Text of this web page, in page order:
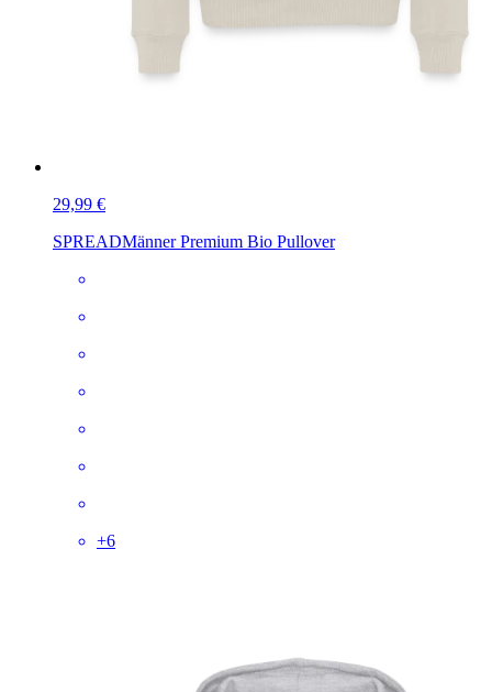
29,99 €
SPREADMänner Premium Bio Pullover
+6